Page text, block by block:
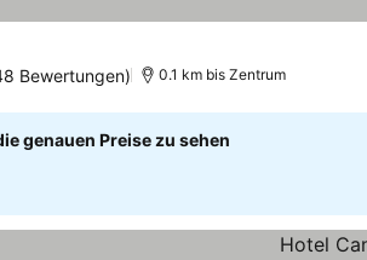
Bewertungen) 0.1 km bis Zentrum
genauen Preise zu sehen